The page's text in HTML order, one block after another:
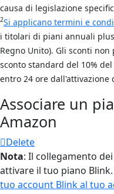
causa di legislazione
2Si applicano termini e
i titolari di piani annuali
Regno Unito). Gli sconti
sconto standard del 10%
entro 24 ore dall'attivazione
Associare un
Amazon
Delete
Nota: Il collegamento
attivare il tuo piano
tuo account Blink al tuo